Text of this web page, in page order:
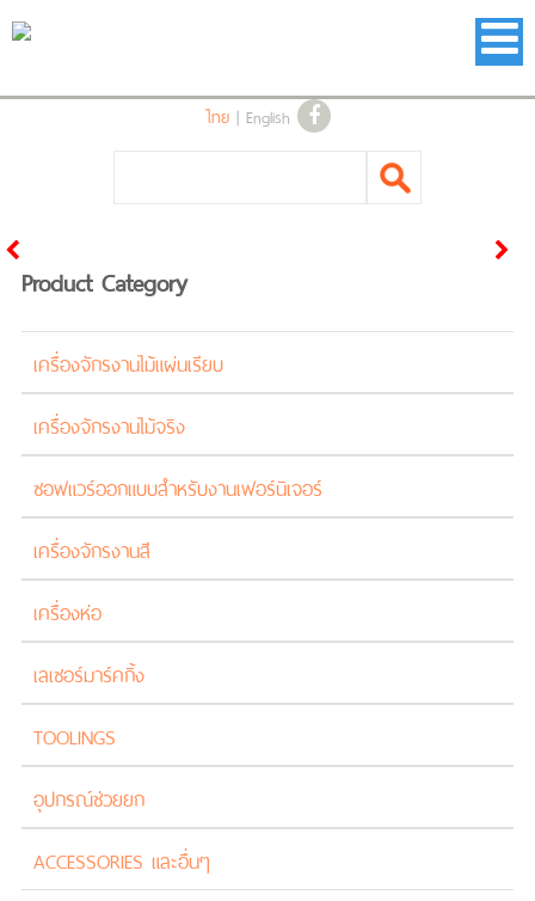
ไทย| English
Product Category
เครื่องจักรงานไม้แผ่นเรียบ
เครื่องจักรงานไม้จริง
ซอฟแวร์ออกแบบสำหรับงานเฟอร์นิเจอร์
เครื่องจักรงานสี
เครื่องห่อ
เลเซอร์มาร์คกิ้ง
TOOLINGS
อุปกรณ์ช่วยยก
ACCESSORIES และอื่นๆ